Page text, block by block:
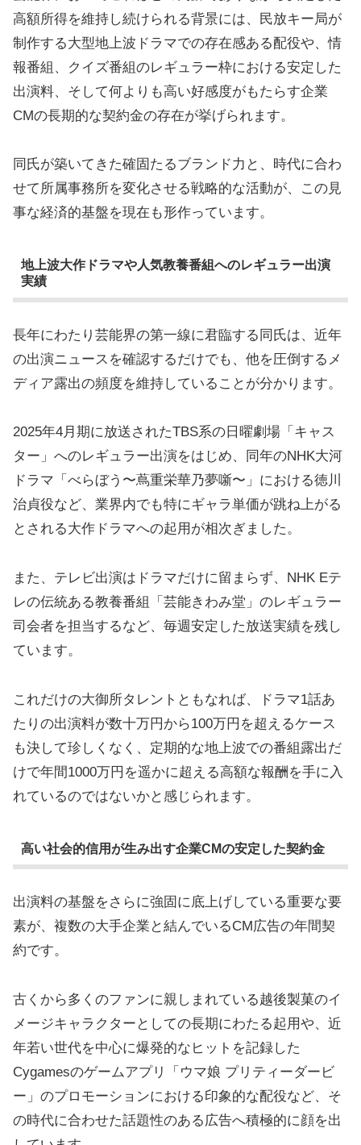
高額所得を維持し続けられる背景には、民放キー局が
制作する大型地上波ドラマでの存在感ある配役や、情
報番組、クイズ番組のレギュラー枠における安定した
出演料、そして何よりも高い好感度がもたらす企業
CMの長期的な契約金の存在が挙げられます。
同氏が築いてきた確固たるブランド力と、時代に合わ
せて所属事務所を変化させる戦略的な活動が、この見
事な経済的基盤を現在も形作っています。
地上波大作ドラマや人気教養番組へのレギュラー出演
実績
長年にわたり芸能界の第一線に君臨する同氏は、近年
の出演ニュースを確認するだけでも、他を圧倒するメ
ディア露出の頻度を維持していることが分かります。
2025年4月期に放送されたTBS系の日曜劇場「キャス
ター」へのレギュラー出演をはじめ、同年のNHK大河
ドラマ「べらぼう〜蔦重栄華乃夢噺〜」における徳川
治貞役など、業界内でも特にギャラ単価が跳ね上がる
とされる大作ドラマへの起用が相次ぎました。
また、テレビ出演はドラマだけに留まらず、NHK Eテ
レの伝統ある教養番組「芸能きわみ堂」のレギュラー
司会者を担当するなど、毎週安定した放送実績を残し
ています。
これだけの大御所タレントともなれば、ドラマ1話あ
たりの出演料が数十万円から100万円を超えるケース
も決して珍しくなく、定期的な地上波での番組露出だ
けで年間1000万円を遥かに超える高額な報酬を手に入
れているのではないかと感じられます。
高い社会的信用が生み出す企業CMの安定した契約金
出演料の基盤をさらに強固に底上げしている重要な要
素が、複数の大手企業と結んでいるCM広告の年間契
約です。
古くから多くのファンに親しまれている越後製菓のイ
メージキャラクターとしての長期にわたる起用や、近
年若い世代を中心に爆発的なヒットを記録した
Cygamesのゲームアプリ「ウマ娘 プリティーダービ
ー」のプロモーションにおける印象的な配役など、そ
の時代に合わせた話題性のある広告へ積極的に顔を出